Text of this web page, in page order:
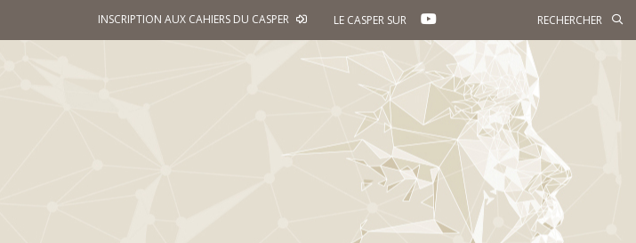
INSCRIPTION AUX CAHIERS DU CASPER LE CASPER SUR YOUTUBE